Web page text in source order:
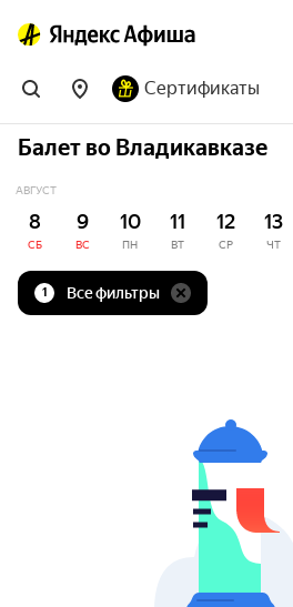
Сертификаты
Балет во Владикавказе
АВГУСТ
8
СБ
9
ВС
10
ПН
11
ВТ
12
СР
13
ЧТ
1 Все фильтры